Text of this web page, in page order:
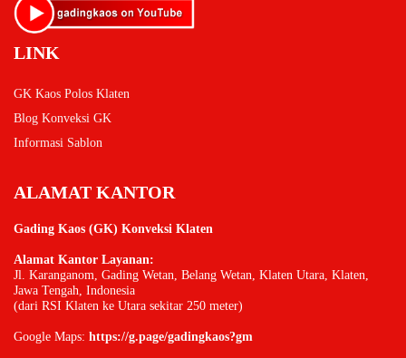
LINK
GK Kaos Polos Klaten
Blog Konveksi GK
Informasi Sablon
ALAMAT KANTOR
Gading Kaos (GK) Konveksi Klaten
Alamat Kantor Layanan:
Jl. Karanganom, Gading Wetan, Belang Wetan, Klaten Utara, Klaten,
Jawa Tengah, Indonesia
(dari RSI Klaten ke Utara sekitar 250 meter)
Google Maps: https://g.page/gadingkaos?gm